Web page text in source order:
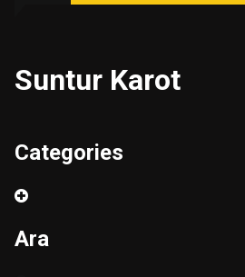
Suntur Karot
Categories
Ara